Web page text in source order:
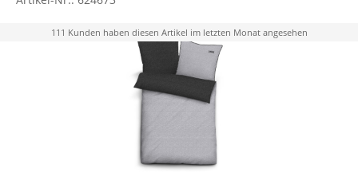
111 Kunden haben diesen Artikel im letzten Monat angesehen